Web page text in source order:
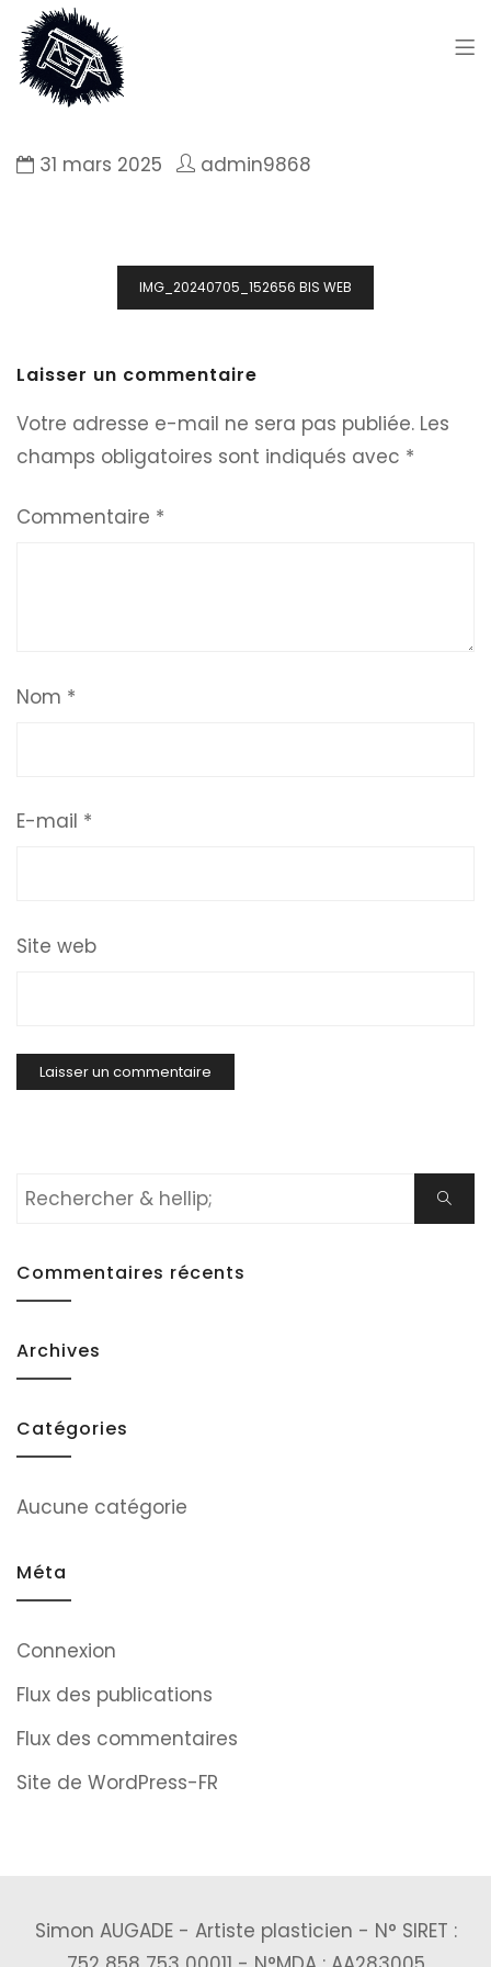
31 mars 2025 admin9868
NavigationIMG_20240705_152656 BIS WEB
Laisser un commentaire
Votre adresse e-mail ne sera pas publiée. Les
champs obligatoires sont indiqués avec *
Commentaire *
Nom *
E-mail *
Site web
Rechercher:
Commentaires récents
Archives
Catégories
Aucune catégorie
Méta
Connexion
Flux des publications
Flux des commentaires
Site de WordPress-FR
Simon AUGADE - Artiste plasticien - N° SIRET :